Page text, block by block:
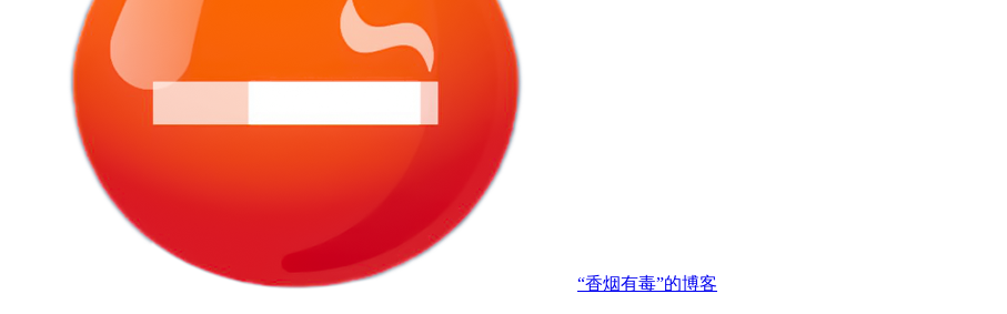
“香烟有毒”的博客